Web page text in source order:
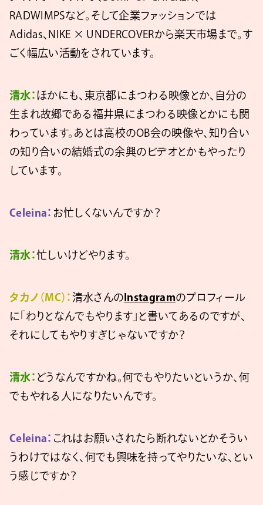
RADWIMPSなど。そして企業ファッションでは
Adidas、NIKE × UNDERCOVERから楽天市場まで。す
ごく幅広い活動をされています。
清水： ほかにも、東京都にまつわる映像とか、自分の
生まれ故郷である福井県にまつわる映像とかにも関
わっています。あとは高校のOB会の映像や、知り合い
の知り合いの結婚式の余興のビデオとかもやったり
しています。
Celeina： お忙しくないんですか？
清水：忙しいけどやります。
タカノ（MC）： 清水さんの Instagramのプロフィール
に「わりとなんでもやります」と書いてあるのですが、
それにしてもやりすぎじゃないですか？
清水： どうなんですかね。何でもやりたいというか、何
でもやれる人になりたいんです。
Celeina： これはお願いされたら断れないとかそうい
うわけではなく、何でも興味を持ってやりたいな、とい
う感じですか？